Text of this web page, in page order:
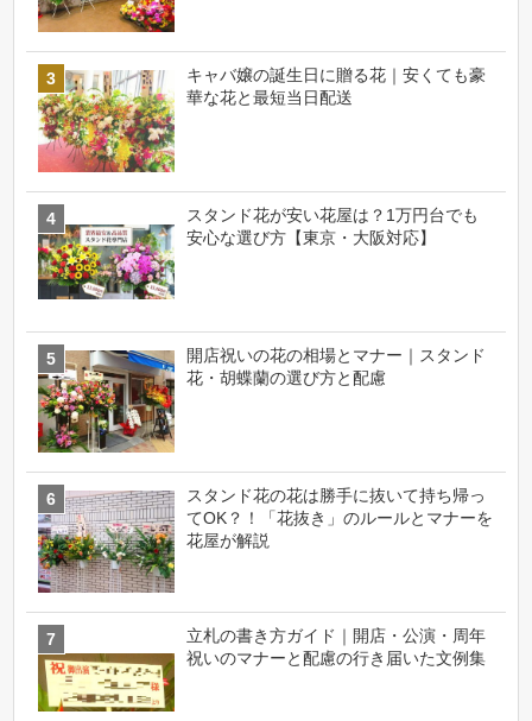
キャバ嬢の誕生日に贈る花｜安くても豪
華な花と最短当日配送
スタンド花が安い花屋は？1万円台でも
安心な選び方【東京・大阪対応】
開店祝いの花の相場とマナー｜スタンド
花・胡蝶蘭の選び方と配慮
スタンド花の花は勝手に抜いて持ち帰っ
てOK？！「花抜き」のルールとマナーを
花屋が解説
立札の書き方ガイド｜開店・公演・周年
祝いのマナーと配慮の行き届いた文例集